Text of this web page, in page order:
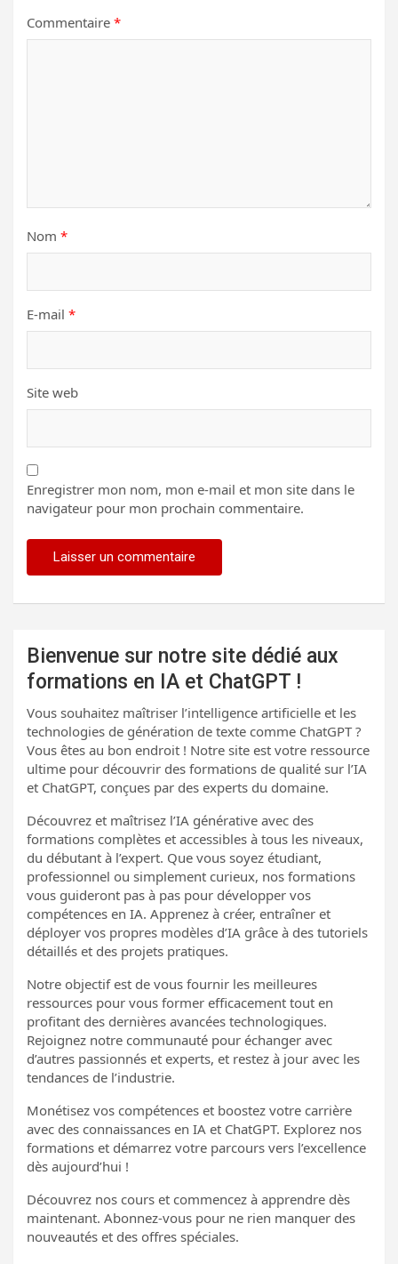
Commentaire *
Nom *
E-mail *
Site web
Enregistrer mon nom, mon e-mail et mon site dans le
navigateur pour mon prochain commentaire.
Bienvenue sur notre site dédié aux
formations en IA et ChatGPT !
Vous souhaitez maîtriser l’intelligence artificielle et les
technologies de génération de texte comme ChatGPT ?
Vous êtes au bon endroit ! Notre site est votre ressource
ultime pour découvrir des formations de qualité sur l’IA
et ChatGPT, conçues par des experts du domaine.
Découvrez et maîtrisez l’IA générative avec des
formations complètes et accessibles à tous les niveaux,
du débutant à l’expert. Que vous soyez étudiant,
professionnel ou simplement curieux, nos formations
vous guideront pas à pas pour développer vos
compétences en IA. Apprenez à créer, entraîner et
déployer vos propres modèles d’IA grâce à des tutoriels
détaillés et des projets pratiques.
Notre objectif est de vous fournir les meilleures
ressources pour vous former efficacement tout en
profitant des dernières avancées technologiques.
Rejoignez notre communauté pour échanger avec
d’autres passionnés et experts, et restez à jour avec les
tendances de l’industrie.
Monétisez vos compétences et boostez votre carrière
avec des connaissances en IA et ChatGPT. Explorez nos
formations et démarrez votre parcours vers l’excellence
dès aujourd’hui !
Découvrez nos cours et commencez à apprendre dès
maintenant. Abonnez-vous pour ne rien manquer des
nouveautés et des offres spéciales.